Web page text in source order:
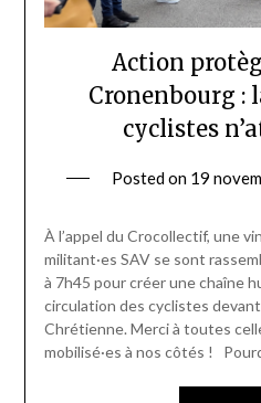
Action
Cronenbourg :
cyclistes
Posted on 19
À l’appel du Crocollectif, une
militant·es SAV se sont
à 7h45 pour créer une chaîne
circulation des cyclistes
Chrétienne. Merci à toutes
mobilisé·es à nos côtés !